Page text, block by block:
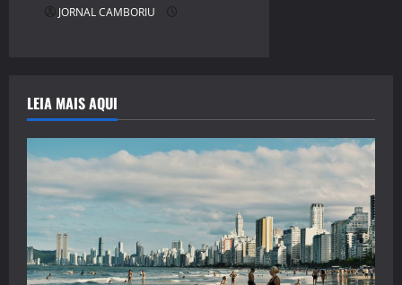
JORNAL CAMBORIU
LEIA MAIS AQUI